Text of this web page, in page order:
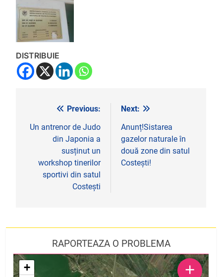
DISTRIBUIE
Navigare
în
articole
Previous:
Un antrenor de Judo
din Japonia a
susținut un
workshop tinerilor
sportivi din satul
Costești
Next:
Anunț!Sistarea
gazelor naturale în
două zone din satul
Costești!
RAPORTEAZA O PROBLEMA
+
+